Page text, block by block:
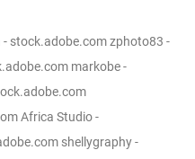
stock.adobe.com zphoto83 -
markobe -
Africa Studio -
shellygraphy -